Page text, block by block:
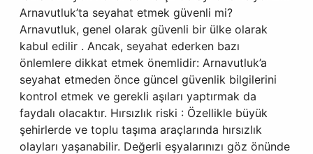
Arnavutluk’ta seyahat etmek güvenli mi?
Arnavutluk, genel olarak güvenli bir ülke olarak
kabul edilir . Ancak, seyahat ederken bazı
önlemlere dikkat etmek önemlidir: Arnavutluk’a
seyahat etmeden önce güncel güvenlik bilgilerini
kontrol etmek ve gerekli aşıları yaptırmak da
faydalı olacaktır. Hırsızlık riski : Özellikle büyük
şehirlerde ve toplu taşıma araçlarında hırsızlık
olayları yaşanabilir. Değerli eşyalarınızı göz önünde